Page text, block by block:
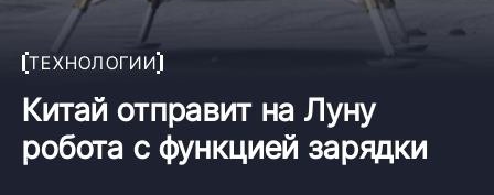
ТЕХНОЛОГИИ
Китай отправит на Луну
робота с функцией зарядки